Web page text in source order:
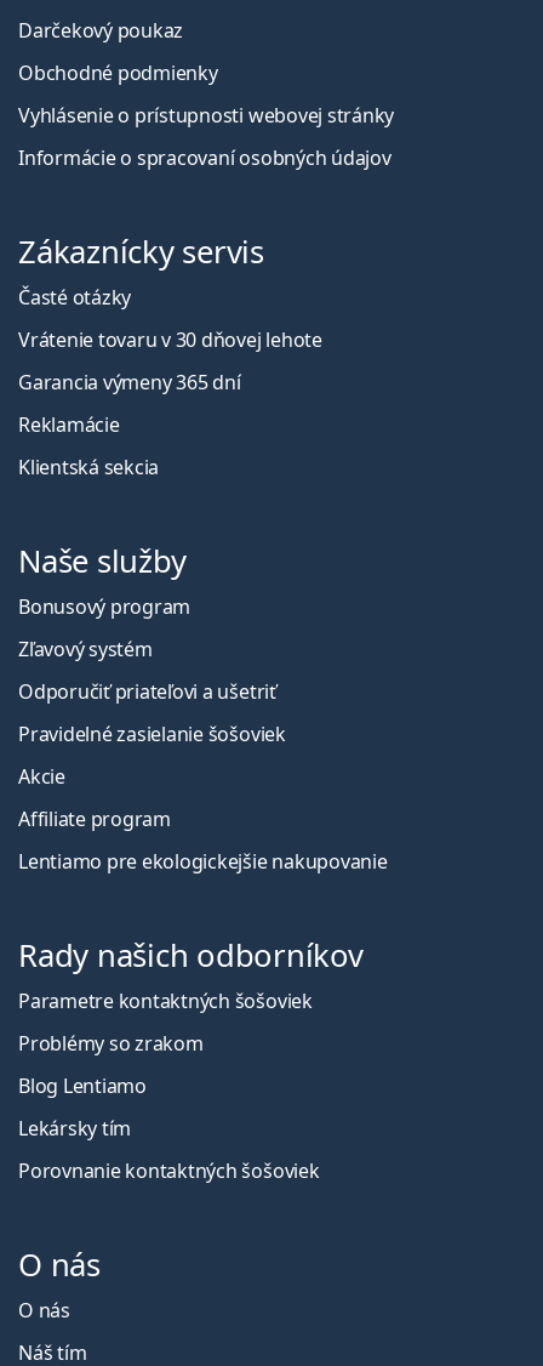
Darčekový poukaz
Obchodné podmienky
Vyhlásenie o prístupnosti webovej stránky
Informácie o spracovaní osobných údajov
Zákaznícky servis
Časté otázky
Vrátenie tovaru v 30 dňovej lehote
Garancia výmeny 365 dní
Reklamácie
Klientská sekcia
Naše služby
Bonusový program
Zľavový systém
Odporučiť priateľovi a ušetriť
Pravidelné zasielanie šošoviek
Akcie
Affiliate program
Lentiamo pre ekologickejšie nakupovanie
Rady našich odborníkov
Parametre kontaktných šošoviek
Problémy so zrakom
Blog Lentiamo
Lekársky tím
Porovnanie kontaktných šošoviek
O nás
O nás
Náš tím